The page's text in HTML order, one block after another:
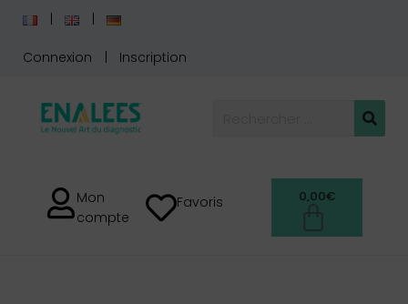
Connexion Inscription
Mon
compte
Favoris 0,00€